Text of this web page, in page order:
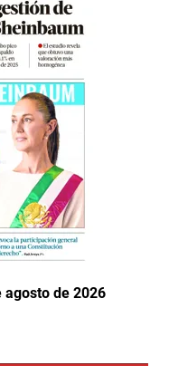
agosto de 2026